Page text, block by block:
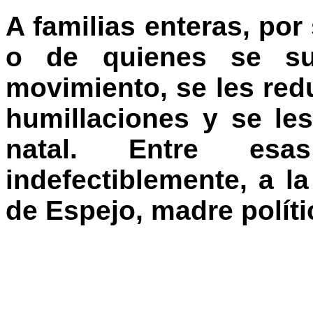
A familias enteras,
o de quienes se
movimiento, se les
humillaciones y se
natal. Entre
indefectiblemente, a
de Espejo, madre